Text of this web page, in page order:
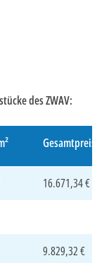
des ZWAV:
Gesamtpreis
16.671,34 €
9.829,32 €